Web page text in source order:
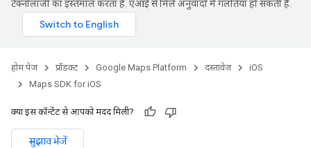
टेक्नोलॉजी का इस्तेमाल करता है. एआई से मिले अनुवादों में गलतियां हो सकती हैं.
होम पेज प्रॉडक्ट Google Maps Platform दस्तावेज़
iOS
Maps SDK for iOS
क्या इस कॉन्टेंट से आपको मदद मिली?
सुझाव भेजें